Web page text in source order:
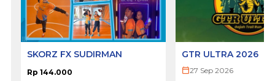
SKORZ FX SUDIRMAN
Rp 144.000
GTR ULTRA 2026
27 Sep 2026